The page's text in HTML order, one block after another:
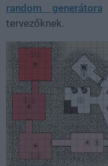
random generátora
tervezőknek.